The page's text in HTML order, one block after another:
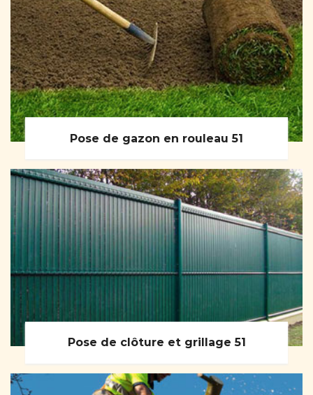
Pose de gazon en rouleau 51
Pose de clôture et grillage 51